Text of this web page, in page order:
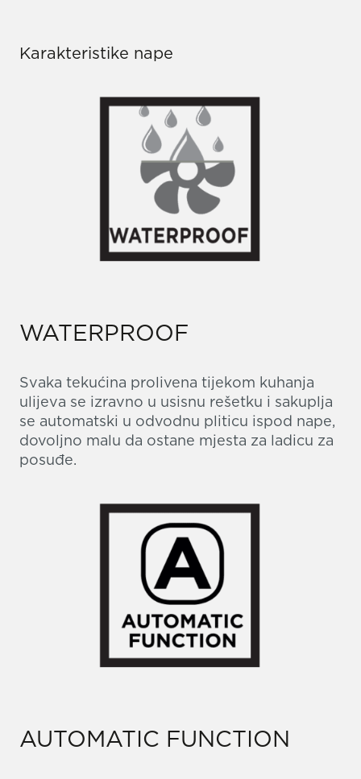
Karakteristike nape
WATERPROOF
Svaka tekućina prolivena tijekom kuhanja
ulijeva se izravno u usisnu rešetku i sakuplja
se automatski u odvodnu pliticu ispod nape,
dovoljno malu da ostane mjesta za ladicu za
posuđe.
AUTOMATIC FUNCTION